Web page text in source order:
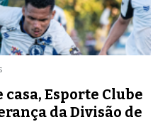
Esporte Clube
da Divisão de